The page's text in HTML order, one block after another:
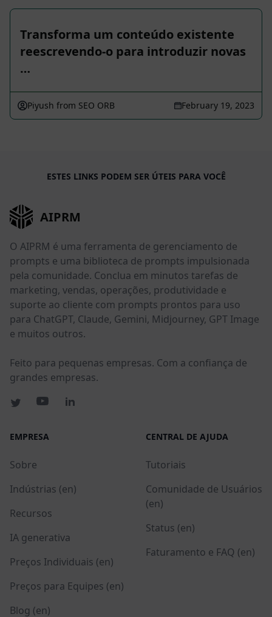
Transforma um conteúdo existente
reescrevendo-o para introduzir novas
…
Piyush from SEO ORB February 19, 2023
ESTES LINKS PODEM SER ÚTEIS PARA VOCÊ
AIPRM
O AIPRM é uma ferramenta de gerenciamento de
prompts e uma biblioteca de prompts impulsionada
pela comunidade. Conclua em minutos tarefas de
marketing, vendas, operações, produtividade e
suporte ao cliente com prompts prontos para uso
para ChatGPT, Claude, Gemini, Midjourney, GPT Image
e muitos outros.
Feito para pequenas empresas. Com a confiança de
grandes empresas.
EMPRESA
Sobre
Indústrias (en)
Recursos
IA generativa
Preços Individuais (en)
Preços para Equipes (en)
Blog (en)
CENTRAL DE AJUDA
Tutoriais
Comunidade de Usuários
(en)
Status (en)
Faturamento e FAQ (en)